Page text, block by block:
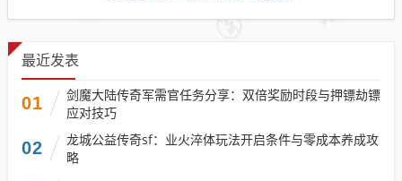
最近发表
01
剑魔大陆传奇军需官任务分享：双倍奖励时段与押镖劫镖
应对技巧​
02
龙城公益传奇sf：业火淬体玩法开启条件与零成本养成攻
略